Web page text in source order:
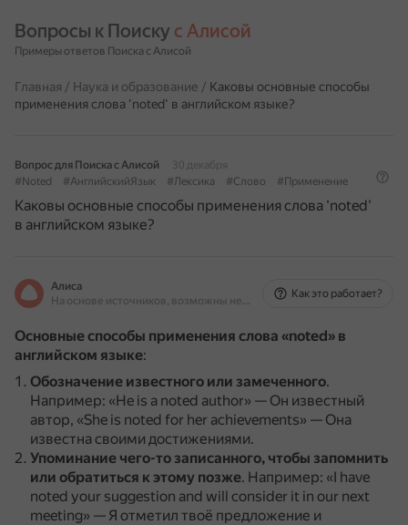
Вопросы к Поиску с Алисой
Примеры ответов Поиска с Алисой
Главная / Наука и образование / Каковы основные способы
применения слова 'noted' в английском языке?
Вопрос для Поиска с Алисой
30 декабря
#Noted
#АнглийскийЯзык #Лексика #Слово #Применение
Каковы основные способы применения слова 'noted'
в английском языке?
Алиса
На основе источников, возможны неточности
Как это работает?
Основные способы применения слова «noted» в
английском языке:
Обозначение известного или замеченного.
Например: «He is a noted author» — Он известный
автор, «She is noted for her achievements» — Она
известна своими достижениями.
Упоминание чего-то записанного, чтобы запомнить
или обратиться к этому позже. Например: «I have
noted your suggestion and will consider it in our next
meeting» — Я отметил твоё предложение и